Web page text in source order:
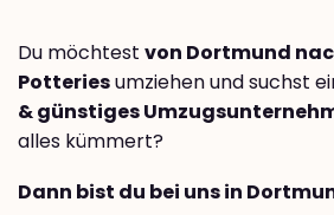
Du möchtest von Dortmund
Potteriesumziehen und suchst
& günstiges
alles kümmert?
Dann bist du bei uns in